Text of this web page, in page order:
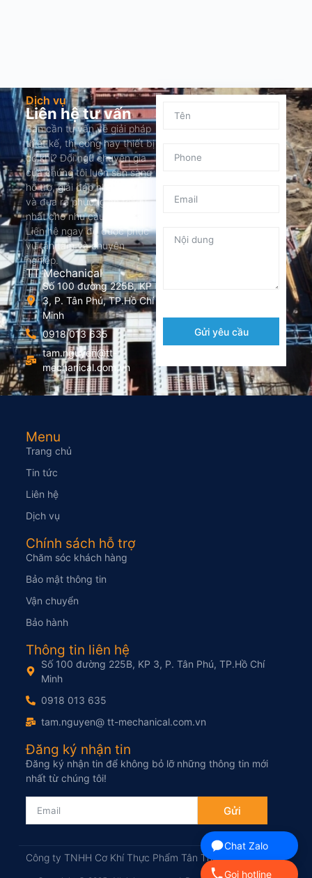
Dịch vụ
Liên hệ tư vấn
Bạn cần tư vấn về giải pháp
thiết kế, thi công hay thiết bị
cơ khí? Đội ngũ chuyên gia
của chúng tôi luôn sẵn sàng
hỗ trợ, giải đáp nhanh chóng
và đưa ra phương án tối ưu
nhất cho nhu cầu của bạn.
Liên hệ ngay để được phục
vụ tận tâm và chuyên
nghiệp.
TT Mechanical
Số 100 đường 225B, KP
3, P. Tân Phú, TP.Hồ Chí
Minh
0918 013 635
tam.nguyen@tt-
mechanical.com.vn
Gửi yêu cầu
Menu
Trang chủ
Tin tức
Liên hệ
Dịch vụ
Chính sách hỗ trợ
Chăm sóc khách hàng
Bảo mật thông tin
Vận chuyển
Bảo hành
Thông tin liên hệ
Số 100 đường 225B, KP 3, P. Tân Phú, TP.Hồ Chí
Minh
0918 013 635
tam.nguyen@ tt-mechanical.com.vn
Đăng ký nhận tin
Đăng ký nhận tin để không bỏ lỡ những thông tin mới
nhất từ chúng tôi!
Gửi
Công ty TNHH Cơ Khí Thực Phẩm Tân Thịnh
Chat Zalo
Gọi hotline